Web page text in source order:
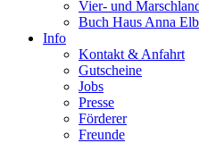
Vier- und
Buch Haus Anna
Info
Kontakt & Anfahrt
Gutscheine
Jobs
Presse
Förderer
Freunde